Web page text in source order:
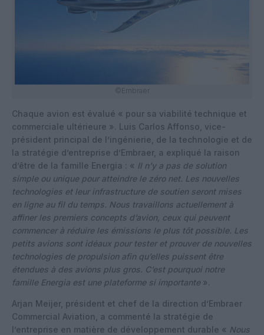
©Embraer
Chaque avion est évalué « pour sa viabilité technique et
commerciale ultérieure ». Luis Carlos Affonso, vice-
président principal de l’ingénierie, de la technologie et de
la stratégie d’entreprise d’Embraer, a expliqué la raison
d’être de la famille Energia : « Il n’y a pas de solution
simple ou unique pour atteindre le zéro net. Les nouvelles
technologies et leur infrastructure de soutien seront mises
en ligne au fil du temps. Nous travaillons actuellement à
affiner les premiers concepts d’avion, ceux qui peuvent
commencer à réduire les émissions le plus tôt possible. Les
petits avions sont idéaux pour tester et prouver de nouvelles
technologies de propulsion afin qu’elles puissent être
étendues à des avions plus gros. C’est pourquoi notre
famille Energia est une plateforme si importante ».
Arjan Meijer, président et chef de la direction d’Embraer
Commercial Aviation, a commenté la stratégie de
l’entreprise en matière de développement durable « Nous